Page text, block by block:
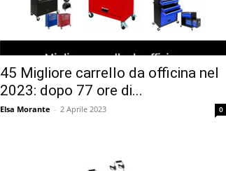
45 Migliore carrello da officina nel
2023: dopo 77 ore di...
Elsa Morante - 2 Aprile 2023 0